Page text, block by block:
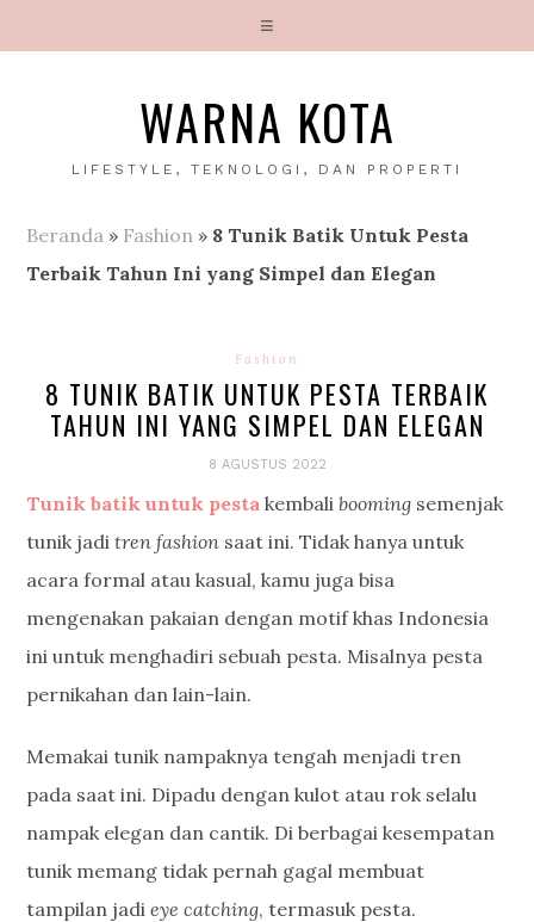
WARNA KOTA
LIFESTYLE, TEKNOLOGI, DAN PROPERTI
Beranda » Fashion » 8 Tunik Batik Untuk Pesta
Terbaik Tahun Ini yang Simpel dan Elegan
Fashion
8 TUNIK BATIK UNTUK PESTA TERBAIK
TAHUN INI YANG SIMPEL DAN ELEGAN
8 AGUSTUS 2022
Tunik batik untuk pesta kembalibooming semenjak
tunik jaditren fashion saat ini. Tidak hanya untuk
acara formal atau kasual, kamu juga bisa
mengenakan pakaian dengan motif khas Indonesia
ini untuk menghadiri sebuah pesta. Misalnya pesta
pernikahan dan lain-lain.
Memakai tunik nampaknya tengah menjadi tren
pada saat ini. Dipadu dengan kulot atau rok selalu
nampak elegan dan cantik. Di berbagai kesempatan
tunik memang tidak pernah gagal membuat
tampilan jadieye catching, termasuk pesta.